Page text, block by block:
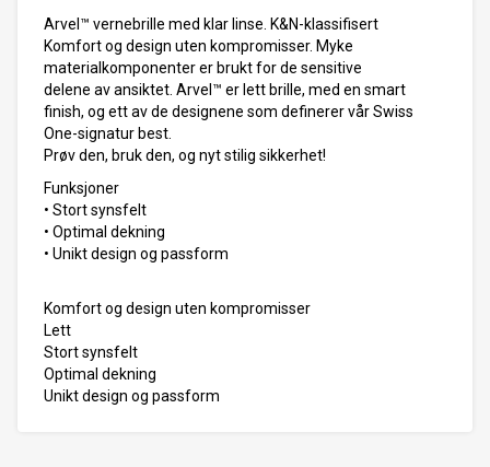
Arvel™ vernebrille med klar linse. K&N-klassifisert
Komfort og design uten kompromisser. Myke
materialkomponenter er brukt for de sensitive
delene av ansiktet. Arvel™ er lett brille, med en smart
finish, og ett av de designene som definerer vår Swiss
One-signatur best.
Prøv den, bruk den, og nyt stilig sikkerhet!
Funksjoner
• Stort synsfelt
• Optimal dekning
• Unikt design og passform
Komfort og design uten kompromisser
Lett
Stort synsfelt
Optimal dekning
Unikt design og passform